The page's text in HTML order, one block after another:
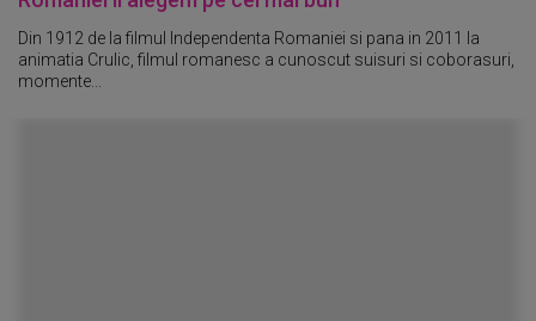
Din 1912 de la filmul Independenta Romaniei si pana in 2011 la
animatia Crulic, filmul romanesc a cunoscut suisuri si coborasuri,
momente...